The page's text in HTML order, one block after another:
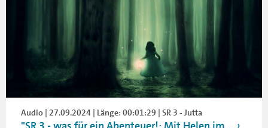
Audio | 27.09.2024 | Länge: 00:01:29 | SR 3 - Jutta